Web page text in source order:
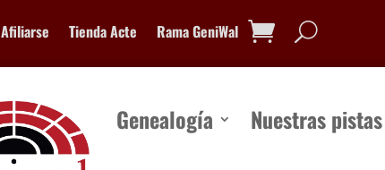
Afiliarse Tienda Acte Rama GeniWal
Genealogía Nuestras pistas